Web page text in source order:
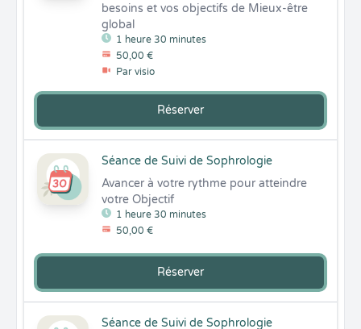
1 heure 30 minutes
50,00 €
Par visio
besoins et vos objectifs de Mieux-être
global
Réserver
Séance de Suivi de Sophrologie
1 heure 30 minutes
50,00 €
Avancer à votre rythme pour atteindre
votre Objectif
Réserver
Séance de Suivi de Sophrologie